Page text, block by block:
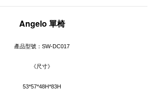
Angelo 單椅
產品型號： SW-DC017
《尺寸》
53*57*48H*83H